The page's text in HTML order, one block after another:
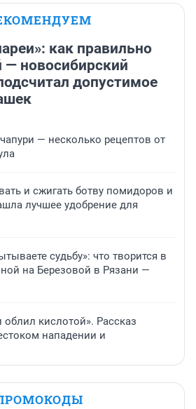
как правильно
— новосибирский
допустимое
— несколько рецептов от
и сжигать ботву помидоров и
лучшее удобрение для
судьбу»: что творится в
на Березовой в Рязани —
облил кислотой». Рассказ
нападении и